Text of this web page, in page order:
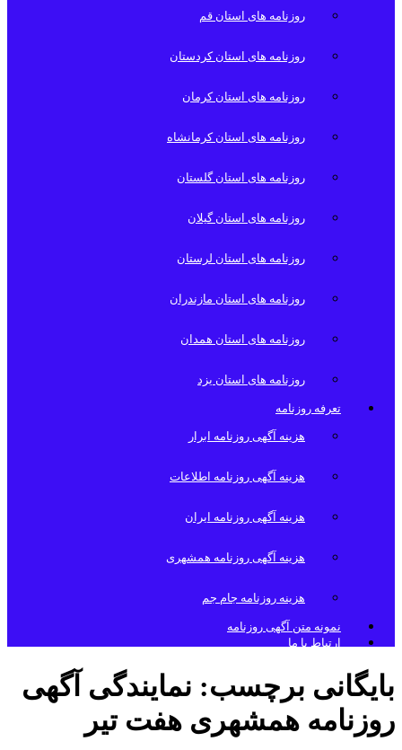
روزنامه های استان قم
روزنامه های استان کردستان
روزنامه های استان کرمان
روزنامه های استان کرمانشاه
روزنامه های استان گلستان
روزنامه های استان گیلان
روزنامه های استان لرستان
روزنامه های استان مازندران
روزنامه های استان همدان
روزنامه های استان یزد
تعرفه روزنامه
هزینه آگهی روزنامه ابرار
هزینه آگهی روزنامه اطلاعات
هزینه آگهی روزنامه ایران
هزینه آگهی روزنامه همشهری
هزینه روزنامه جام جم
نمونه متن آگهی روزنامه
ارتباط با ما
بایگانی برچسب: نمایندگی آگهی
روزنامه همشهری هفت تیر